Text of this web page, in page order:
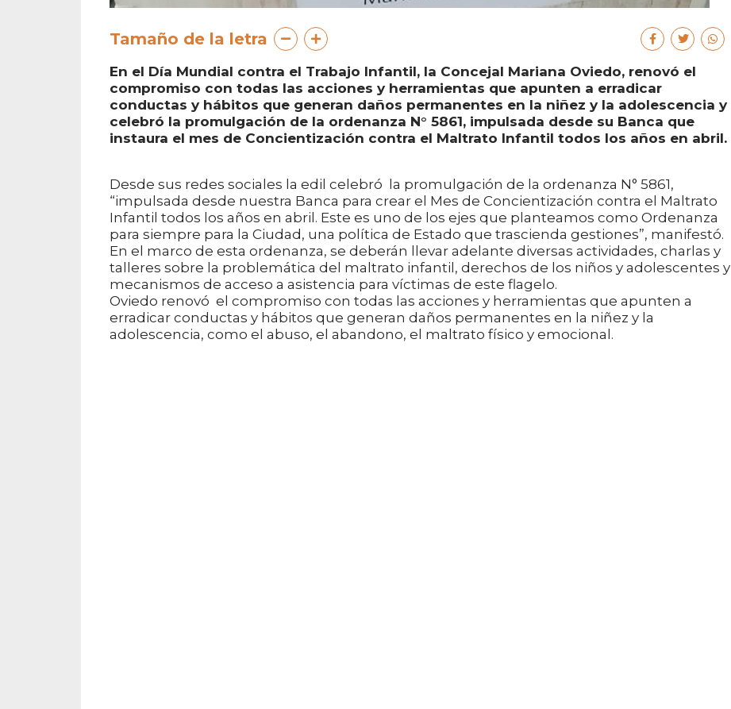
Tamaño de la letra
En el Día Mundial contra el Trabajo Infantil, la Concejal Mariana Oviedo, renovó el
compromiso con todas las acciones y herramientas que apunten a erradicar
conductas y hábitos que generan daños permanentes en la niñez y la adolescencia y
celebró la promulgación de la ordenanza N° 5861, impulsada desde su Banca que
instaura el mes de Concientización contra el Maltrato Infantil todos los años en abril.
Desde sus redes sociales la edil celebró la promulgación de la ordenanza N° 5861,
“impulsada desde nuestra Banca para crear el Mes de Concientización contra el Maltrato
Infantil todos los años en abril. Este es uno de los ejes que planteamos como Ordenanza
para siempre para la Ciudad, una política de Estado que trascienda gestiones”, manifestó.
En el marco de esta ordenanza, se deberán llevar adelante diversas actividades, charlas y
talleres sobre la problemática del maltrato infantil, derechos de los niños y adolescentes y
mecanismos de acceso a asistencia para víctimas de este flagelo.
Oviedo renovó el compromiso con todas las acciones y herramientas que apunten a
erradicar conductas y hábitos que generan daños permanentes en la niñez y la
adolescencia, como el abuso, el abandono, el maltrato físico y emocional.